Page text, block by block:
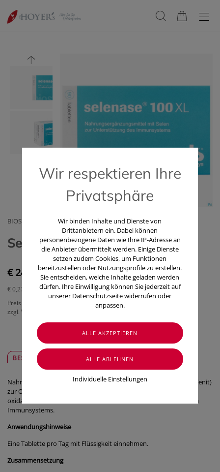
BIOSYN ARZNEIMITTEL GMBH
Selenase Talb 100 XL 90 Stück
€ 24,50
€ 0,27
/ Stück
Preis inkl. MwSt.
zzgl. Versandkosten
BESCHREIBUNG SICHER & REGIONAL
Nahrungsergänzungsmittel mit anorganischem Selen (Natriumselenit)
zur Optimierung der Selenversorgung – ein Beitrag, die Zellen vor
oxidativem Stress zu schützen und für die Funktion des normalen
Immunsystems.
Anwendungshinweise
Eine Tablette pro Tag mit Flüssigkeit einnehmen.
Zusammensetzung
Wir respektieren Ihre
Privatsphäre
Wir binden Inhalte und Dienste von
Drittanbietern ein. Dabei können
personenbezogene Daten wie Ihre IP-Adresse an
die Anbieter übermittelt werden. Einige Dienste
setzen zudem Cookies, um Funktionen
bereitzustellen oder Nutzungsprofile zu erstellen.
Sie entscheiden, welche Inhalte geladen werden
dürfen. Ihre Einwilligung können Sie jederzeit auf
unserer Datenschutzseite widerrufen oder
anpassen.
Individuelle Einstellungen